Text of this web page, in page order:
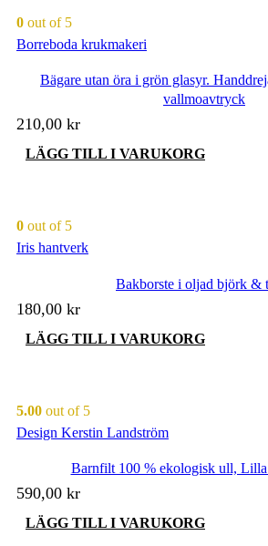
0 out of 5
Borreboda krukmakeri
Bägare utan öra i grön glasyr.
vallmoavtryck
210,00 kr
LÄGG TILL I VARUKORG
0 out of 5
Iris hantverk
Bakborste i oljad björk &
180,00 kr
LÄGG TILL I VARUKORG
5.00 out of 5
Design Kerstin Landström
Barnfilt 100 % ekologisk ull, Lilla
590,00 kr
LÄGG TILL I VARUKORG